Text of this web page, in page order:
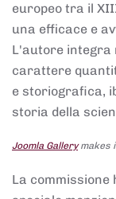
europeo tra il
una efficace e
L'autore integra
carattere
e storiografica,
storia della
Joomla Gallerymakes
La